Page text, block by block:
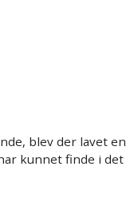
blev der lavet en
kunnet finde i det